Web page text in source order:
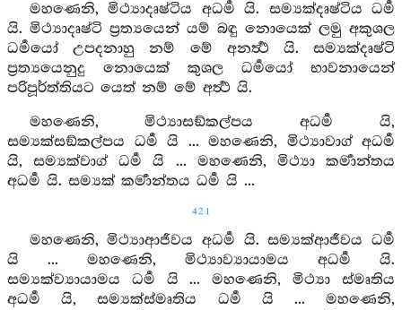
මහණෙනි, මිථ්‍යාදෘෂ්ටිය අධර්‍ම යි. සම්‍යක්දෘෂ්ටිය ධර්‍ම
යි. මිථ්‍යාදෘෂ්ටි ප්‍රත්‍යයෙන් යම් බඳු නොයෙක් ලමු අකුශල
ධර්‍මයෝ උපදනාහු නම් මේ අනර්‍ත්‍ථ යි. සම්‍යක්දෘෂ්ටි
ප්‍රත්‍යයෙනුදු නොයෙක් කුශල ධර්‍මයෝ භාවනායෙන්
පරිපූර්ත්තියට යෙත් නම් මේ අර්‍ත්‍ථ යි.
මහණෙනි, මිථ්‍යාසඞ්කල්පය අධර්‍ම යි,
සම්‍යක්සඞ්කල්පය ධර්‍ම යි ... මහණෙනි, මිථ්‍යාවාග් අධර්‍ම
යි, සම්‍යක්වාග් ධර්‍ම යි ... මහණෙනි, මිථ්‍යා කර්‍මාන්තය
අධර්‍ම යි. සම්‍යක් කර්‍මාන්තය ධර්‍ම යි ...
421
මහණෙනි, මිථ්‍යාආජීවය අධර්‍ම යි. සම්‍යක්ආජීවය ධර්‍ම
යි ... මහණෙනි, මිථ්‍යාව්‍යායාමය අධර්‍ම යි.
සම්‍යක්ව්‍යායාමය ධර්‍ම යි ... මහණෙනි, මිථ්‍යා ස්මෘතිය
අධර්‍ම යි, සම්‍යක්ස්මෘතිය ධර්‍ම යි ... මහණෙනි,